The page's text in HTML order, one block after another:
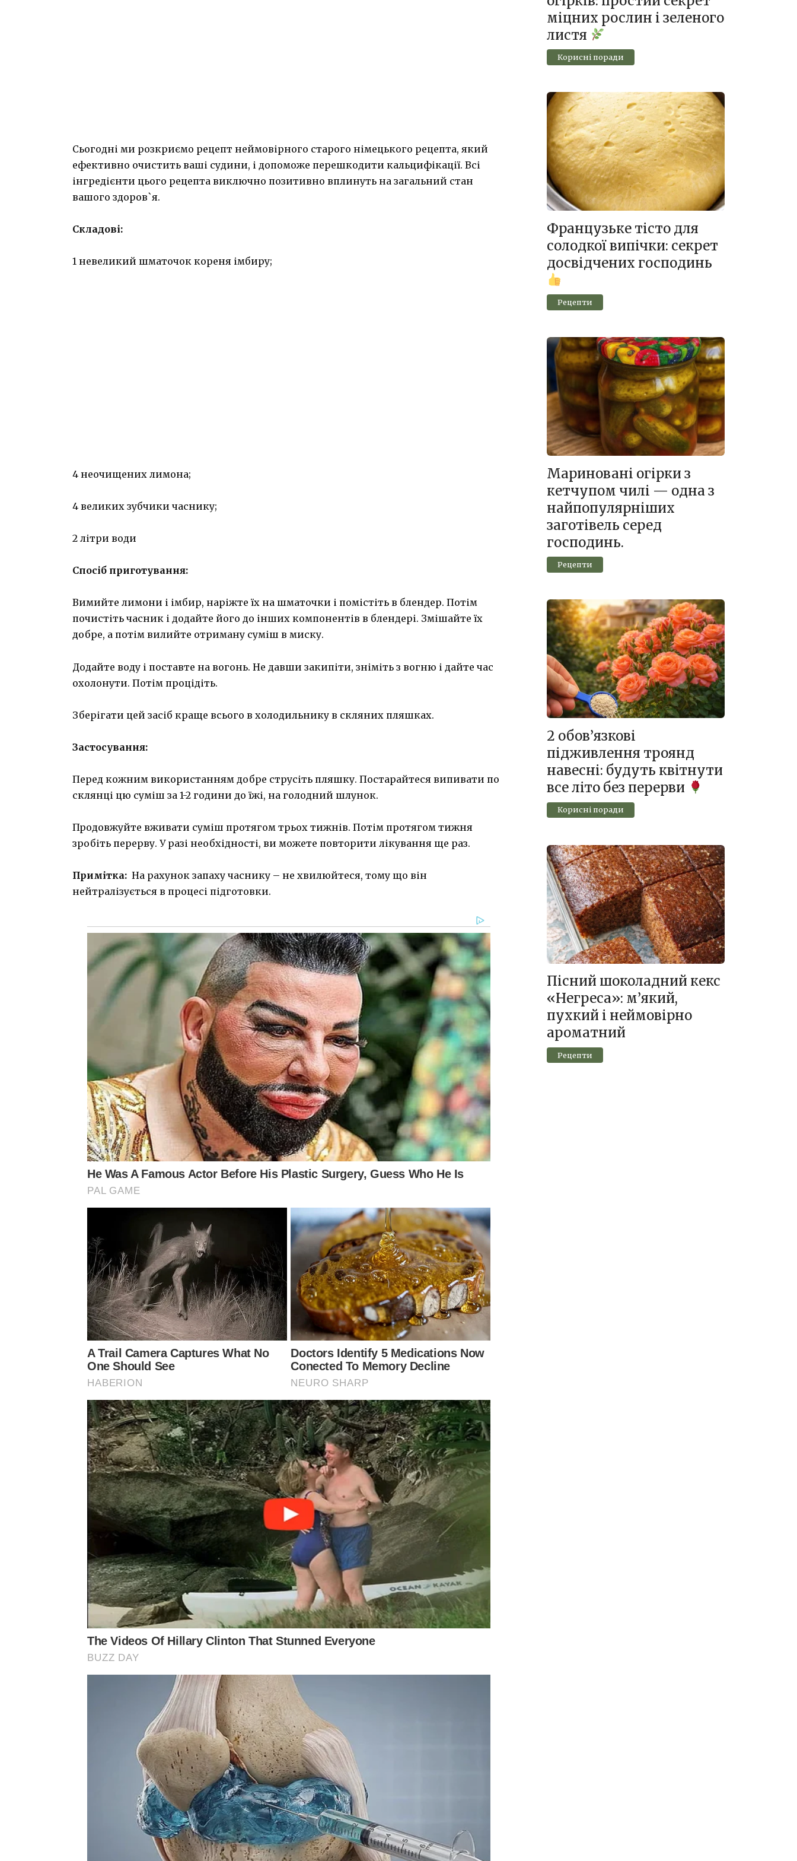
Сьогодні ми розкриємо рецепт неймовірного старого німецького рецепта, який
ефективно очистить ваші судини, і допоможе перешкодити кальцифікації. Всі
інгредієнти цього рецепта виключно позитивно вплинуть на загальний стан
вашого здоров`я.
Складові:
1 невеликий шматочок кореня імбиру;
4 неочищених лимона;
4 великих зубчики часнику;
2 літри води
Спосіб приготування:
Вимийте лимони і імбир, наріжте їх на шматочки і помістіть в блендер. Потім
почистіть часник і додайте його до інших компонентів в блендері. Змішайте їх
добре, а потім вилийте отриману суміш в миску.
Додайте воду і поставте на вогонь. Не давши закипіти, зніміть з вогню і дайте час
охолонути. Потім процідіть.
Зберігати цей засіб краще всього в холодильнику в скляних пляшках.
Застосування:
Перед кожним використанням добре струсіть пляшку. Постарайтеся випивати по
склянці цю суміш за 1-2 години до їжі, на голодний шлунок.
Продовжуйте вживати суміш протягом трьох тижнів. Потім протягом тижня
зробіть перерву. У разі необхідності, ви можете повторити лікування ще раз.
Примітка: На рахунок запаху часнику – не хвилюйтеся, тому що він
нейтралізується в процесі підготовки.
міцних рослин і зеленого
листя
Корисні поради
Французьке тісто для
солодкої випічки: секрет
досвідчених господинь
Рецепти
Мариновані огірки з
кетчупом чилі — одна з
найпопулярніших
заготівель серед
господинь.
Рецепти
2 обов’язкові
підживлення троянд
навесні: будуть квітнути
все літо без перерви
Корисні поради
Пісний шоколадний кекс
«Негреса»: м’який,
пухкий і неймовірно
ароматний
Рецепти